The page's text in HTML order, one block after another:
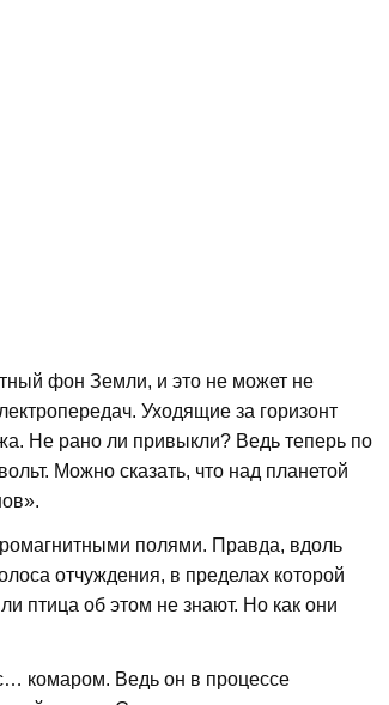
фон Земли, и это не может не
Уходящие за горизонт
Не рано ли привыкли? Ведь теперь по
Можно сказать, что над планетой
полями. Правда, вдоль
отчуждения, в пределах которой
птица об этом не знают. Но как они
комаром. Ведь он в процессе